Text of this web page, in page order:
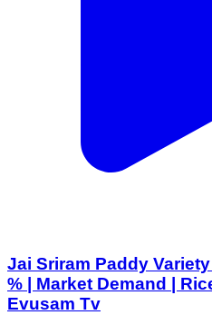
Jai Sriram Paddy
% | Market Demand |
Evusam Tv